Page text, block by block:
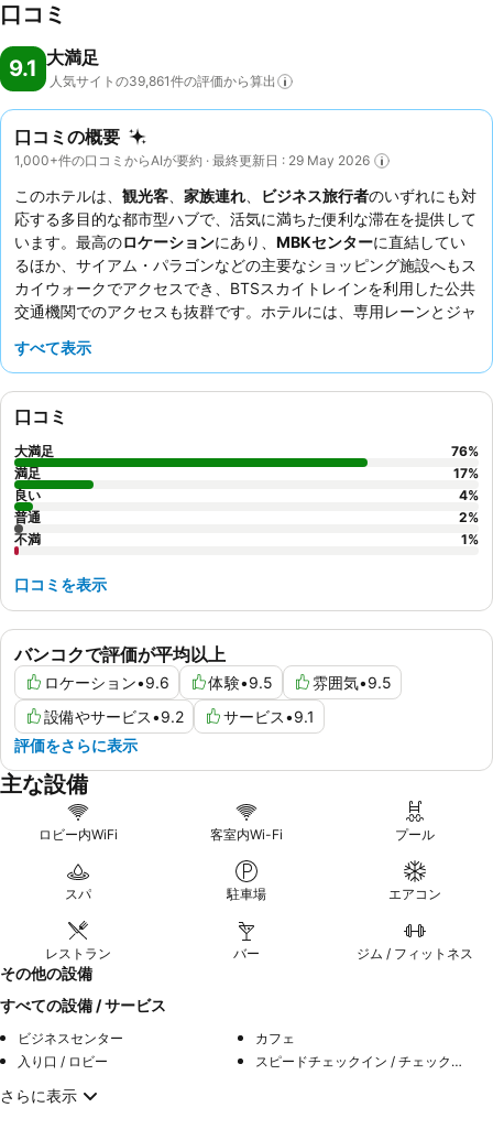
口コミ
9.1 大満足
人気サイトの39,861件の評価から算出
口コミの概要
1,000+件の口コミからAIが要約 · 最終更新日 : 29 May 2026
このホテルは、 観光客 家族連れ ビジネス旅行者のいずれにも対
応する多目的な都市型ハブで、活気に満ちた便利な滞在を提供して
います。最高のロケーションにあり、 MBKセンターに直結してい
るほか、サイアム・パラゴンなどの主要なショッピング施設へもス
カイウォークでアクセスでき、BTSスカイトレインを利用した公共
交通機関でのアクセスも抜群です。ホテルには、専用レーンとジャ
ったジム、充実したスポーツ複合施設があります。ゲストからは、
一貫して高く評価されています。より素晴らしい体験をするには、
高層階の
の部屋を予約することをお勧めし
ます。
すべて表示
バンコクで評価が平均以上
ロケーション•9.6 体験•9.5 雰囲気•9.5
設備やサービス•9.2 サービス•9.1
評価をさらに表示
口コミ
大満足 76%
満足
17%
良い
4%
普通
2%
不満
1%
口コミを表示
主な設備
ロビー内WiFi 客室内Wi-Fi プール
スパ 駐車場 エアコン
レストラン バー ジム / フィットネス
その他の設備
すべての設備 / サービス
ビジネスセンター
カフェ
入り口 / ロビー
スピードチェックイン / チェックアウト
さらに表示